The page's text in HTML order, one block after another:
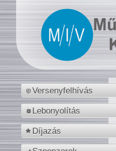
Versenyfelhívás
Lebonyolítás
Díjazás